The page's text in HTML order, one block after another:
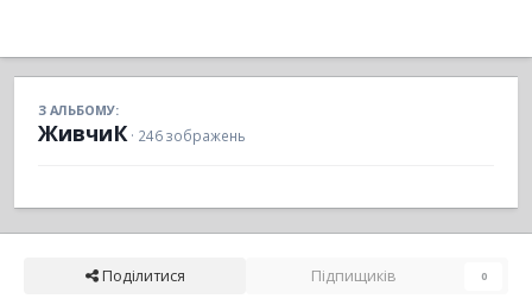
З АЛЬБОМУ:
ЖивчиК · 246 зображень
Поділитися Підпищиків 0